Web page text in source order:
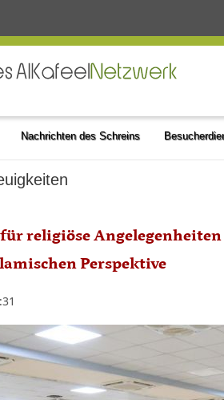
Nachrichten des Schreins
religiöse
Perspektive